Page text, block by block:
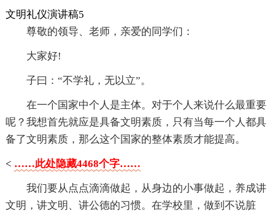
文明礼仪演讲稿5
尊敬的领导、老师，亲爱的同学们：
大家好!
子曰：“不学礼，无以立”。
在一个国家中个人是主体。对于个人来说什么最重要
呢？我想首先就应是具备文明素质，只有当每一个人都具
备了文明素质，那么这个国家的整体素质才能提高。
< ……此处隐藏4468个字……
我们要从点点滴滴做起，从身边的小事做起，养成讲
文明，讲文明、讲公德的习惯。在学校里，做到不说脏